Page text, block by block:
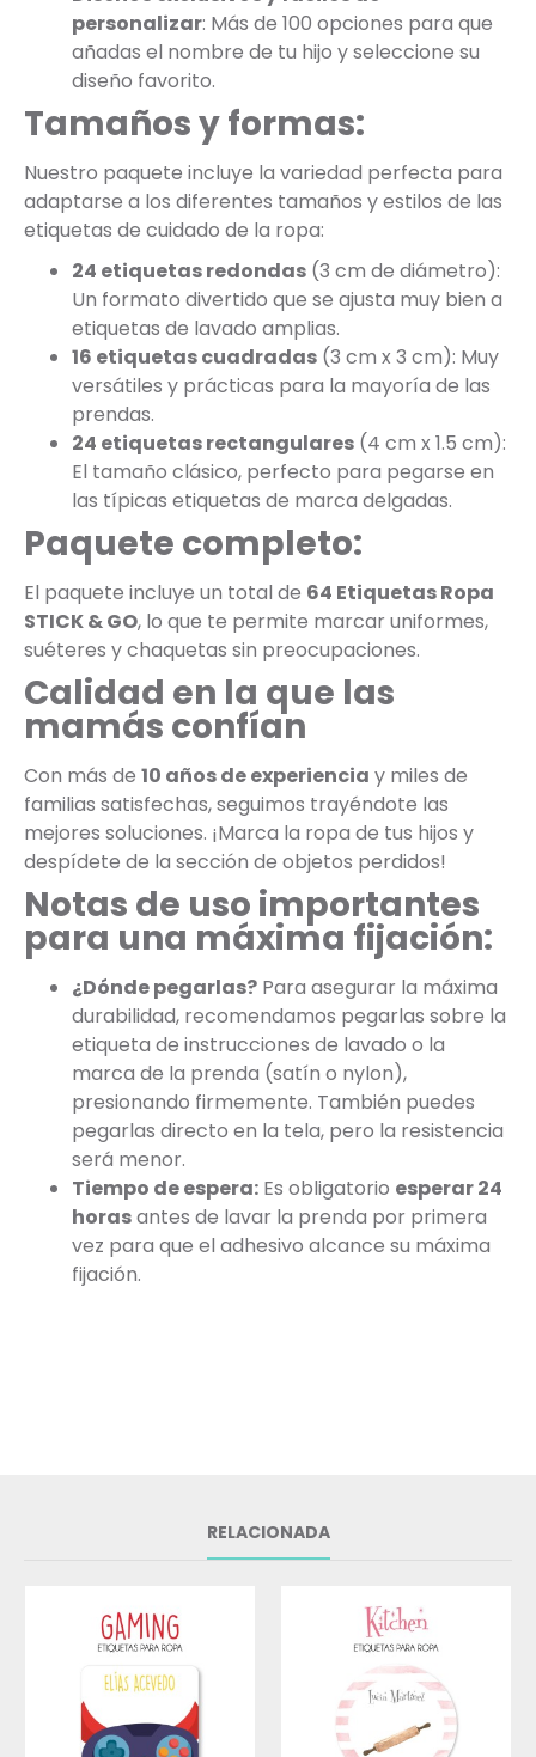
personalizar: Más de 100 opciones para que
añadas el nombre de tu hijo y seleccione su
diseño favorito.
Tamaños y formas:
Nuestro paquete incluye la variedad perfecta para
adaptarse a los diferentes tamaños y estilos de las
etiquetas de cuidado de la ropa:
24 etiquetas redondas (3 cm de diámetro):
Un formato divertido que se ajusta muy bien a
etiquetas de lavado amplias.
16 etiquetas cuadradas (3 cm x 3 cm): Muy
versátiles y prácticas para la mayoría de las
prendas.
24 etiquetas rectangulares (4 cm x 1.5 cm):
El tamaño clásico, perfecto para pegarse en
las típicas etiquetas de marca delgadas.
Paquete completo:
El paquete incluye un total de 64 Etiquetas Ropa
STICK & GO, lo que te permite marcar uniformes,
suéteres y chaquetas sin preocupaciones.
Calidad en la que las
mamás confían
Con más de 10 años de experiencia y miles de
familias satisfechas, seguimos trayéndote las
mejores soluciones. ¡Marca la ropa de tus hijos y
despídete de la sección de objetos perdidos!
Notas de uso importantes
para una máxima fijación:
¿Dónde pegarlas? Para asegurar la máxima
durabilidad, recomendamos pegarlas sobre la
etiqueta de instrucciones de lavado o la
marca de la prenda (satín o nylon),
presionando firmemente. También puedes
pegarlas directo en la tela, pero la resistencia
será menor.
Tiempo de espera: Es obligatorio esperar 24
horasantes de lavar la prenda por primera
vez para que el adhesivo alcance su máxima
fijación.
RELACIONADA